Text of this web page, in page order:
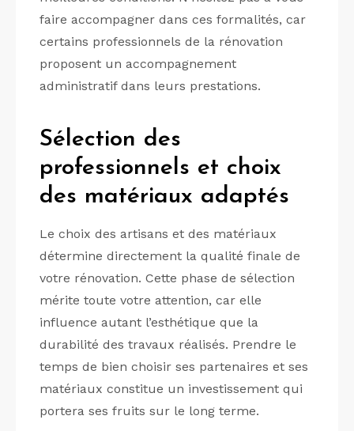
faire accompagner dans ces formalités, car
certains professionnels de la rénovation
proposent un accompagnement
administratif dans leurs prestations.
Sélection des
professionnels et choix
des matériaux adaptés
Le choix des artisans et des matériaux
détermine directement la qualité finale de
votre rénovation. Cette phase de sélection
mérite toute votre attention, car elle
influence autant l’esthétique que la
durabilité des travaux réalisés. Prendre le
temps de bien choisir ses partenaires et ses
matériaux constitue un investissement qui
portera ses fruits sur le long terme.